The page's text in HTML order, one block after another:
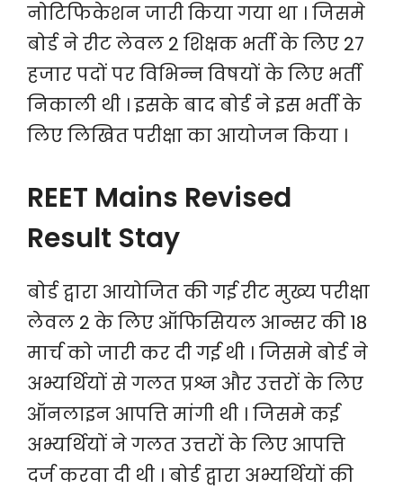
नोटिफिकेशन जारी किया गया था । जिसमे
बोर्ड ने रीट लेवल 2 शिक्षक भर्ती के लिए 27
हजार पदों पर विभिन्न विषयों के लिए भर्ती
निकाली थी । इसके बाद बोर्ड ने इस भर्ती के
लिए लिखित परीक्षा का आयोजन किया ।
REET Mains Revised
Result Stay
बोर्ड द्वारा आयोजित की गई रीट मुख्य परीक्षा
लेवल 2 के लिए ऑफिसियल आन्सर की 18
मार्च को जारी कर दी गई थी । जिसमे बोर्ड ने
अभ्यर्थियों से गलत प्रश्न और उत्तरों के लिए
ऑनलाइन आपत्ति मांगी थी । जिसमे कई
अभ्यर्थियों ने गलत उत्तरों के लिए आपत्ति
दर्ज करवा दी थी । बोर्ड द्वारा अभ्यर्थियों की